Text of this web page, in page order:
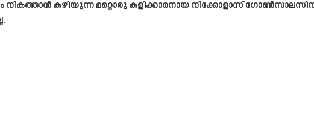
കഴിയുന്ന മറ്റൊരു കളിക്കാരനായ നിക്കോളാസ്